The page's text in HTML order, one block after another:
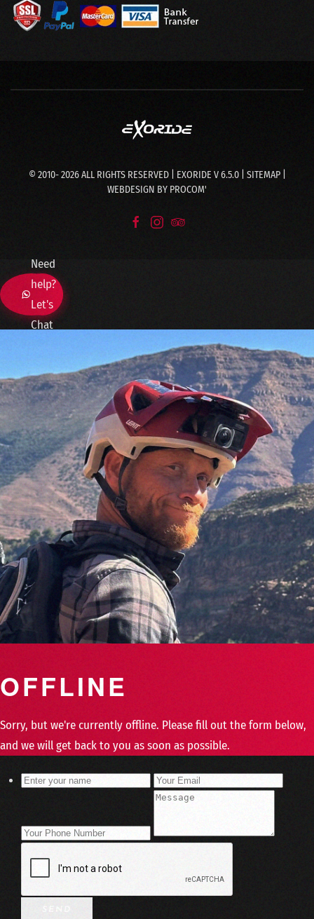
© 2010-2026ALL RIGHTS RESERVED | EXORIDE V 6.5.0 | SITEMAP|
WEBDESIGN BY PROCOM'
Need
help?
Let's
Chat
OFFLINE
Sorry, but we're currently offline. Please fill out the form below,
and we will get back to you as soon as possible.